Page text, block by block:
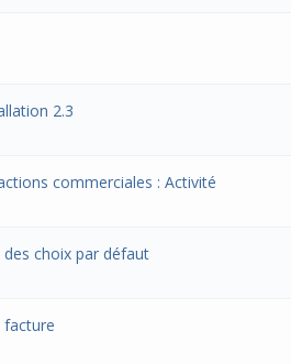
2.3
commerciales : Activité
choix par défaut
facture